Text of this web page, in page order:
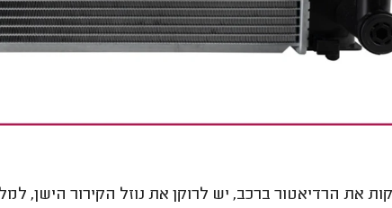
את הרדיאטור ברכב, יש לרוקן את נוזל הקירור הישן,